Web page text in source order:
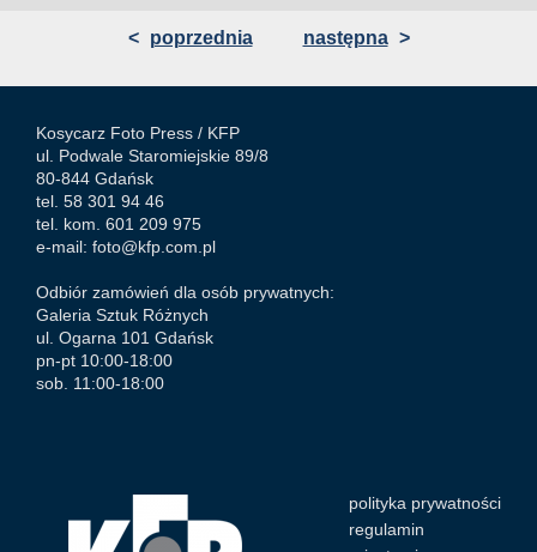
< poprzednia następna >
Kosycarz Foto Press / KFP
ul. Podwale Staromiejskie 89/8
80-844 Gdańsk
tel. 58 301 94 46
tel. kom. 601 209 975
e-mail: foto@kfp.com.pl
Odbiór zamówień dla osób prywatnych:
Galeria Sztuk Różnych
ul. Ogarna 101 Gdańsk
pn-pt 10:00-18:00
sob. 11:00-18:00
polityka prywatności
regulamin